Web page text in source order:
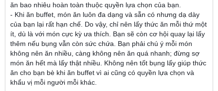
ăn bao nhiêu hoàn toàn thuộc quyền lựa chọn của bạn.
- Khi ăn buffet, món ăn luôn đa dạng và sẵn có nhưng dạ dày
của bạn lại rất hạn chế. Do vậy, chỉ nên lấy thức ăn mỗi thứ một
ít, dù là với món cực kỳ ưa thích. Bạn sẽ còn cơ hội quay lại lấy
thêm nếu bụng vẫn còn sức chứa. Bạn phải chú ý mỗi món
không nên ăn nhiều, càng không nên ăn quá nhanh; đừng sợ
món ăn hết mà lấy thật nhiều. Không nên tốt bụng lấy giúp thức
ăn cho bạn bè khi ăn buffet vì ai cũng có quyền lựa chọn và
khẩu vị mỗi người mỗi khác.